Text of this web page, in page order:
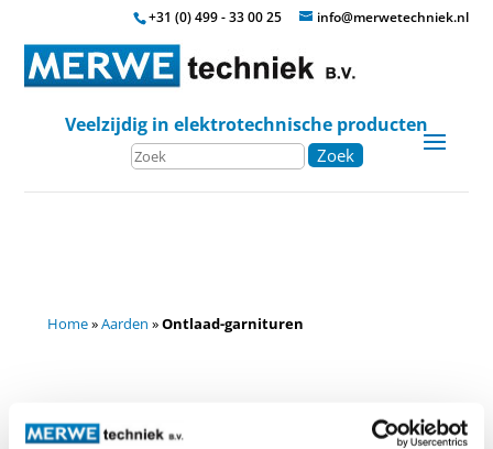
+31 (0) 499 - 33 00 25 info@merwetechniek.nl
Veelzijdig in elektrotechnische producten
Zoek
Home»Aarden »Ontlaad-garnituren
Ontlaadgarnituren